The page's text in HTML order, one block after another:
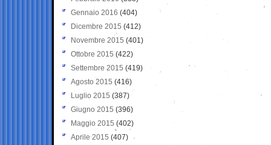
Gennaio 2016 (404)
Dicembre 2015 (412)
Novembre 2015 (401)
Ottobre 2015 (422)
Settembre 2015 (419)
Agosto 2015 (416)
Luglio 2015 (387)
Giugno 2015 (396)
Maggio 2015 (402)
Aprile 2015 (407)